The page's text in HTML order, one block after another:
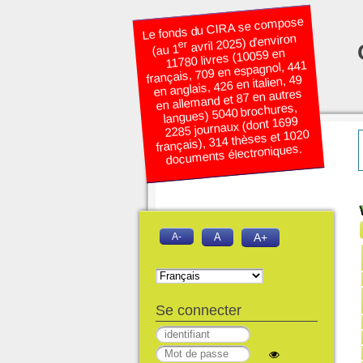
Le fonds du CIRA se compose
(au 1eravril 2025) d’environ
11780 livres (10059 en
français, 709 en espagnol, 441
en anglais, 426 en italien, 49
en allemand et 87 en autres
langues) 5040 brochures,
2285 journaux (dont 1699
français), 314 thèses et 1020
documents électroniques.
A- A A+
Se connecter